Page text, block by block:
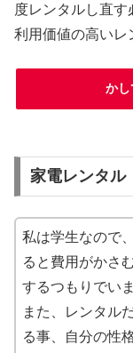
度レンタルし直
利用価値の高いレ
かし
家電レンタル
私は学生なので
ると費用がかさ
するつもりでい
また、レンタル
る事、自分の性